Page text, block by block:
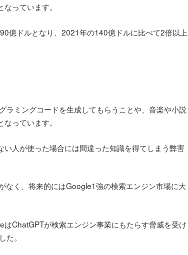
っています。
億ドルとなり、2021年の140億ドルに比べて2倍以上
ミングコードを生成してもらうことや、音楽や小説
っています。
人が使った場合には間違った知識を得てしまう弊害
なく、将来的にはGoogle1強の検索エンジン市場に大
ChatGPTが検索エンジン事業にもたらす脅威を受け
。